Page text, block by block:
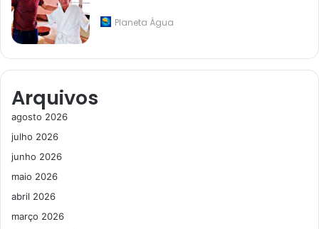
Planeta Água
Arquivos
agosto 2026
julho 2026
junho 2026
maio 2026
abril 2026
março 2026